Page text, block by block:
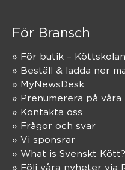
För Bransch
» För butik – Köttskolan
» Beställ & ladda ner
» MyNewsDesk
» Prenumerera på
» Kontakta oss
» Frågor och svar
» Vi sponsrar
» What is Svenskt Kött?
» Följ våra nyheter via